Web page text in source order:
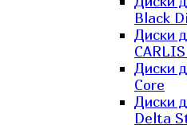
Black
Диски
Диски
Core
Диски
Delta